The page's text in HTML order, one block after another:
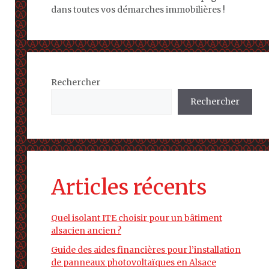
dans toutes vos démarches immobilières !
Rechercher
Rechercher
Articles récents
Quel isolant ITE choisir pour un bâtiment
alsacien ancien ?
Guide des aides financières pour l’installation
de panneaux photovoltaïques en Alsace